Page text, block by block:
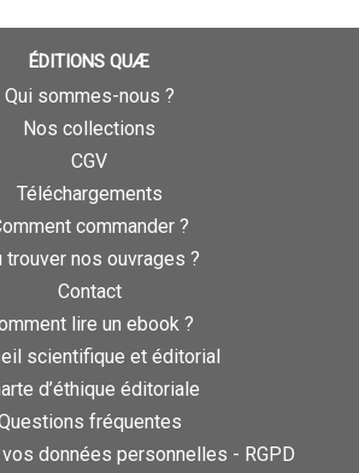
ÉDITIONS QUÆ
Qui sommes-nous ?
Nos collections
CGV
Téléchargements
commander ?
trouver nos ouvrages ?
Contact
lire un ebook ?
scientifique et éditorial
d’éthique éditoriale
fréquentes
données personnelles - RGPD